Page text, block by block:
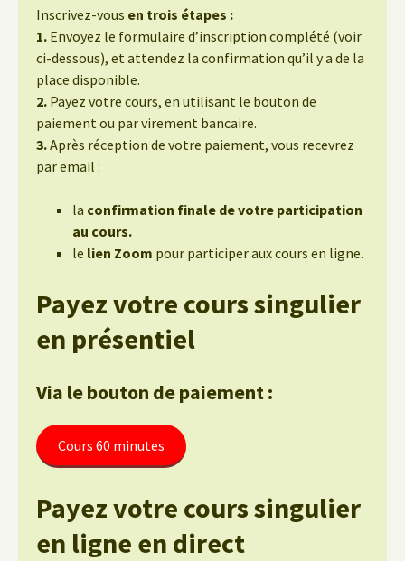
Inscrivez-vous en trois étapes :
1. Envoyez le formulaire d’inscription complété (voir
ci-dessous), et attendez la confirmation qu’il y a de la
place disponible.
2. Payez votre cours, en utilisant le bouton de
paiement ou par virement bancaire.
3.Après réception de votre paiement, vous recevrez
par email :
la confirmation finale de votre participation
au cours.
le lien Zoom pour participer aux cours en ligne.
Payez votre cours singulier
en présentiel
Via le bouton de paiement :
Cours 60 minutes
Payez votre cours singulier
en ligne en direct